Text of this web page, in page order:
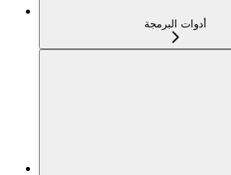
أدوات البرمجة